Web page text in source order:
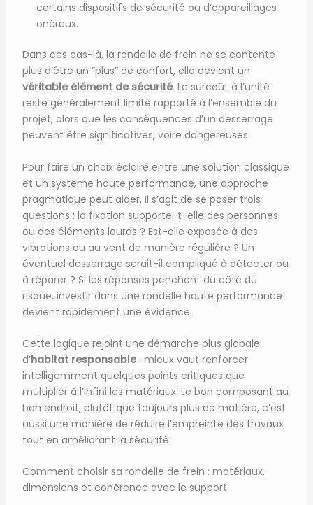
certains dispositifs de sécurité ou d’appareillages
onéreux.
Dans ces cas-là, la rondelle de frein ne se contente
plus d’être un “plus” de confort, elle devient un
véritable élément de sécurité. Le surcoût à l’unité
reste généralement limité rapporté à l’ensemble du
projet, alors que les conséquences d’un desserrage
peuvent être significatives, voire dangereuses.
Pour faire un choix éclairé entre une solution classique
et un système haute performance, une approche
pragmatique peut aider. Il s’agit de se poser trois
questions : la fixation supporte-t-elle des personnes
ou des éléments lourds ? Est-elle exposée à des
vibrations ou au vent de manière régulière ? Un
éventuel desserrage serait-il compliqué à détecter ou
à réparer ? Si les réponses penchent du côté du
risque, investir dans une rondelle haute performance
devient rapidement une évidence.
Cette logique rejoint une démarche plus globale
d’habitat responsable: mieux vaut renforcer
intelligemment quelques points critiques que
multiplier à l’infini les matériaux. Le bon composant au
bon endroit, plutôt que toujours plus de matière, c’est
aussi une manière de réduire l’empreinte des travaux
tout en améliorant la sécurité.
Comment choisir sa rondelle de frein : matériaux,
dimensions et cohérence avec le support